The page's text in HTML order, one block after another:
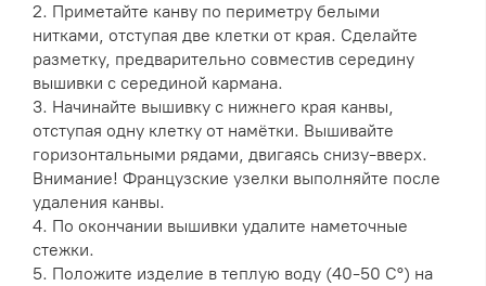
2. Приметайте канву по периметру белыми
нитками, отступая две клетки от края. Сделайте
разметку, предварительно совместив середину
вышивки с серединой кармана.
3. Начинайте вышивку с нижнего края канвы,
отступая одну клетку от намётки. Вышивайте
горизонтальными рядами, двигаясь снизу-вверх.
Внимание! Французские узелки выполняйте после
удаления канвы.
4. По окончании вышивки удалите наметочные
стежки.
5. Положите изделие в теплую воду (40-50 C°) на